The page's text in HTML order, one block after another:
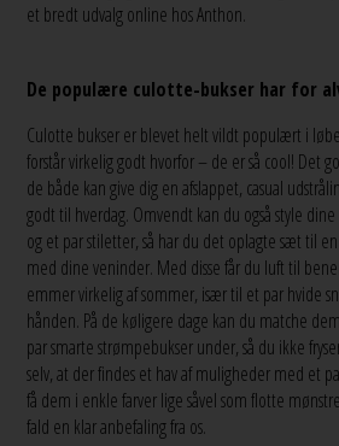
et bredt udvalg online hos Anthon.
De populære culotte-bukser har for
Culotte bukser er blevet helt vildt populært i
forstår virkelig godt hvorfor – de er så cool! Det
de både kan give dig en afslappet, casual
godt til hverdag. Omvendt kan du også style
og et par stiletter, så har du det oplagte sæt til
med dine veninder. Med disse får du luft til
emmer virkelig af sommer, især til et par hvide
hånden. På de køligere dage kan du matche
par smarte strømpebukser under, så du ikke
selv, at der findes et hav af muligheder med et
få dem i enkle farver lige såvel som flotte
fald en klar anbefaling fra os.